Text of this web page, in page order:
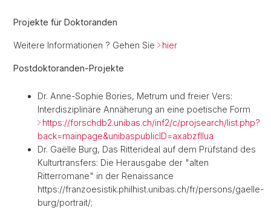
Projekte für Doktoranden
Weitere Informationen ? Gehen Sie hier
Postdoktoranden-Projekte
Dr. Anne-Sophie Bories, Metrum und freier Vers:
Interdisziplinäre Annäherung an eine poetische Form
https://forschdb2.unibas.ch/inf2/c/projsearch/list.php?
back=mainpage&unibaspublicID=axabzfllua
Dr. Gaëlle Burg, Das Ritterideal auf dem Prüfstand des
Kulturtransfers: Die Herausgabe der "alten
Ritterromane" in der Renaissance
https://franzoesistik.philhist.unibas.ch/fr/persons/gaelle-
burg/portrait/;